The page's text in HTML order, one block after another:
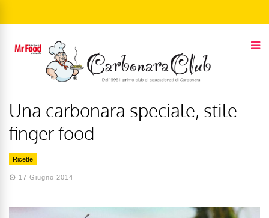
Una carbonara speciale, stile
finger food
Ricette
17 Giugno 2014